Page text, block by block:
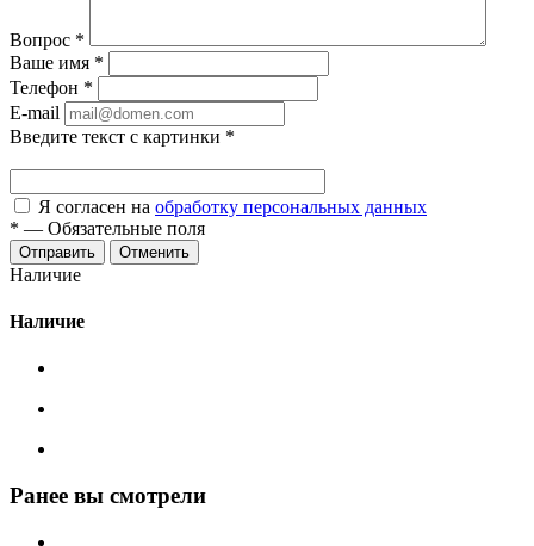
Вопрос *
Ваше имя *
Телефон *
E-mail
Введите текст с картинки *
Я согласен на обработку персональных данных
* — Обязательные поля
Отменить
Наличие
Наличие
Ранее вы смотрели